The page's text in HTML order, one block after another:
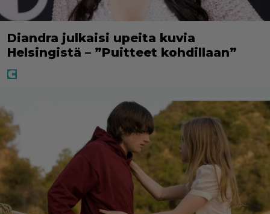
Diandra julkaisi upeita kuvia
Helsingistä – ”Puitteet kohdillaan”